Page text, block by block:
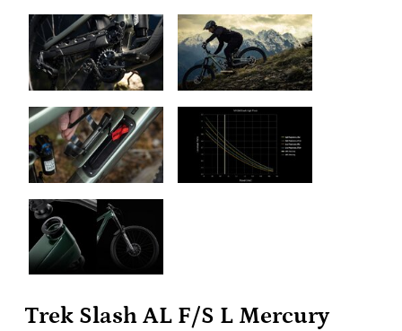
Trek Slash AL F/S L Mercury